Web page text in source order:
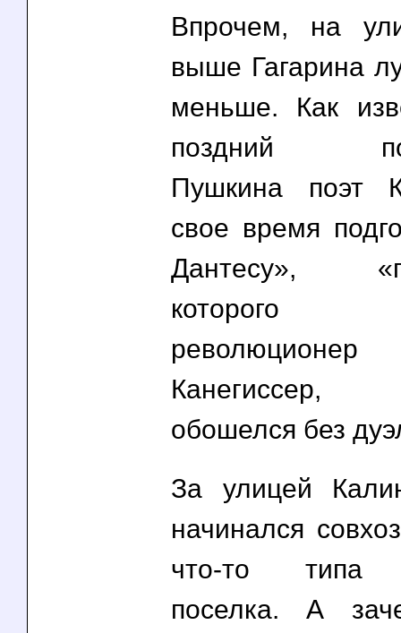
Впрочем, на
выше Гагарина
меньше. Как
поздний
Пушкина поэт
свое время
Дантесу»,
которого
обошелся без
За улицей
начинался
что-то типа
поселка. А